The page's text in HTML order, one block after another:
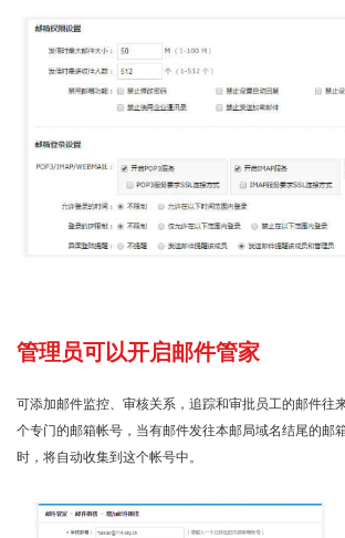
管理员可以开启邮件管家
可添加邮件监控、审核关系，追踪和审批员工的邮件往
个专门的邮箱帐号，当有邮件发往本邮局域名结尾的邮
时，将自动收集到这个帐号中。